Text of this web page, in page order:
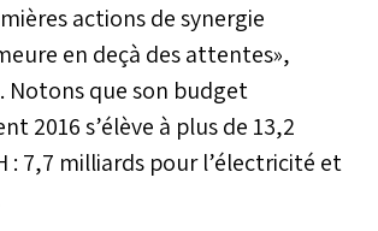
actions de synergie
en deçà des attentes»,
Notons que son budget
2016 s’élève à plus de 13,2
: 7,7 milliards pour l’électricité et